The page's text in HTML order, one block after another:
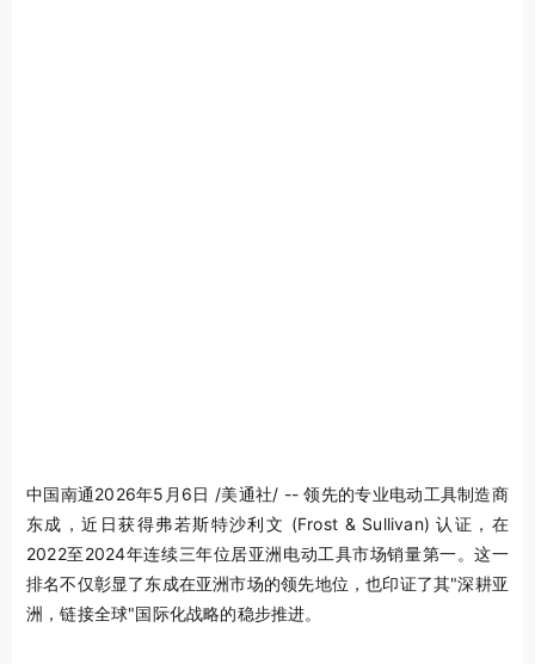
中国南通2026年5月6日 /美通社/ -- 领先的专业电动工具制造商
东成，近日获得弗若斯特沙利文 (Frost & Sullivan) 认证，在
2022至2024年连续三年位居亚洲电动工具市场销量第一。这一
排名不仅彰显了东成在亚洲市场的领先地位，也印证了其"深耕亚
洲，链接全球"国际化战略的稳步推进。